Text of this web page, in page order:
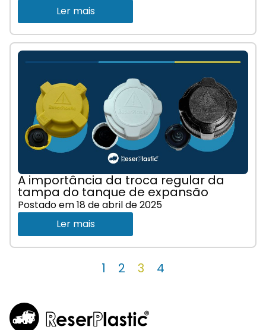
Ler mais
A importância da troca regular da
tampa do tanque de expansão
Postado em18 de abril de 2025
Ler mais
1 2 3 4